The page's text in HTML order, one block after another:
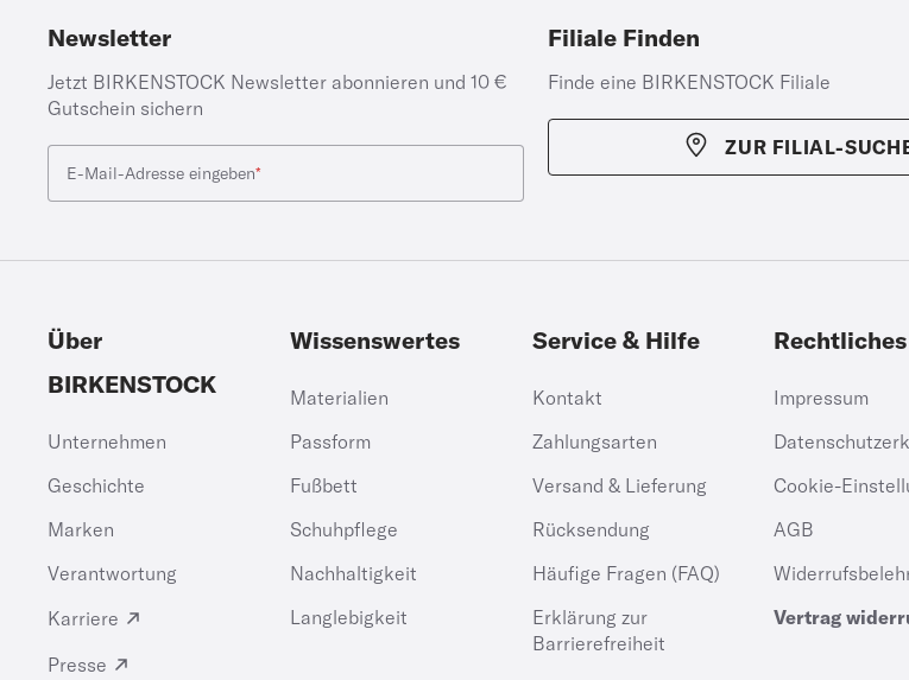
Newsletter
Jetzt BIRKENSTOCK Newsletter abonnieren und 10 €
Gutschein sichern
E-Mail-Adresse eingeben*
Filiale Finden
Finde eine BIRKENSTOCK Filiale
ZUR FILIAL-
Über
BIRKENSTOCK
Unternehmen
Geschichte
Marken
Verantwortung
Karriere
Presse
Wissenswertes
Materialien
Passform
Fußbett
Schuhpflege
Nachhaltigkeit
Langlebigkeit
Service & Hilfe
Kontakt
Zahlungsarten
Versand & Lieferung
Rücksendung
Häufige Fragen (FAQ)
Erklärung zur
Barrierefreiheit
Rechtliches
Impressum
Cookie-
AGB
Vertrag